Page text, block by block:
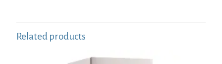
Related products